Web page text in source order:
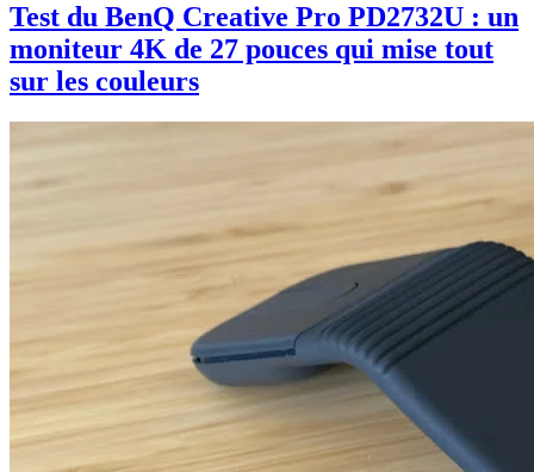
Test du BenQ Creative Pro PD2732U : un
moniteur 4K de 27 pouces qui mise tout
sur les couleurs